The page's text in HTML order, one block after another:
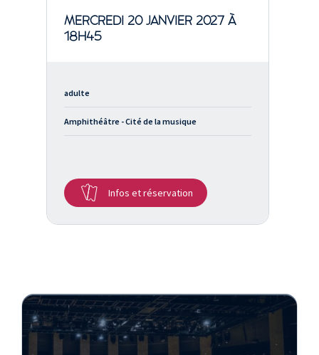
MERCREDI 20 JANVIER 2027 À
18H45
adulte
Amphithéâtre - Cité de la musique
Infos et réservation